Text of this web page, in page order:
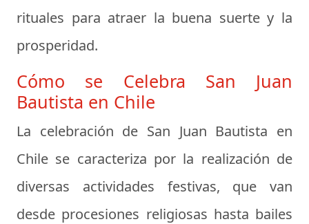
rituales para atraer la buena suerte y la
prosperidad.
Cómo se Celebra San Juan
Bautista en Chile
La celebración de San Juan Bautista en
Chile se caracteriza por la realización de
diversas actividades festivas, que van
desde procesiones religiosas hasta bailes